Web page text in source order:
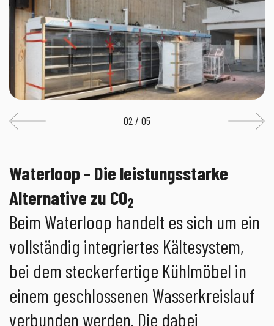
02 / 05
Waterloop - Die leistungsstarke
Alternative zu CO2
Beim Waterloop handelt es sich um ein
vollständig integriertes Kältesystem,
bei dem steckerfertige Kühlmöbel in
einem geschlossenen Wasserkreislauf
verbunden werden. Die dabei